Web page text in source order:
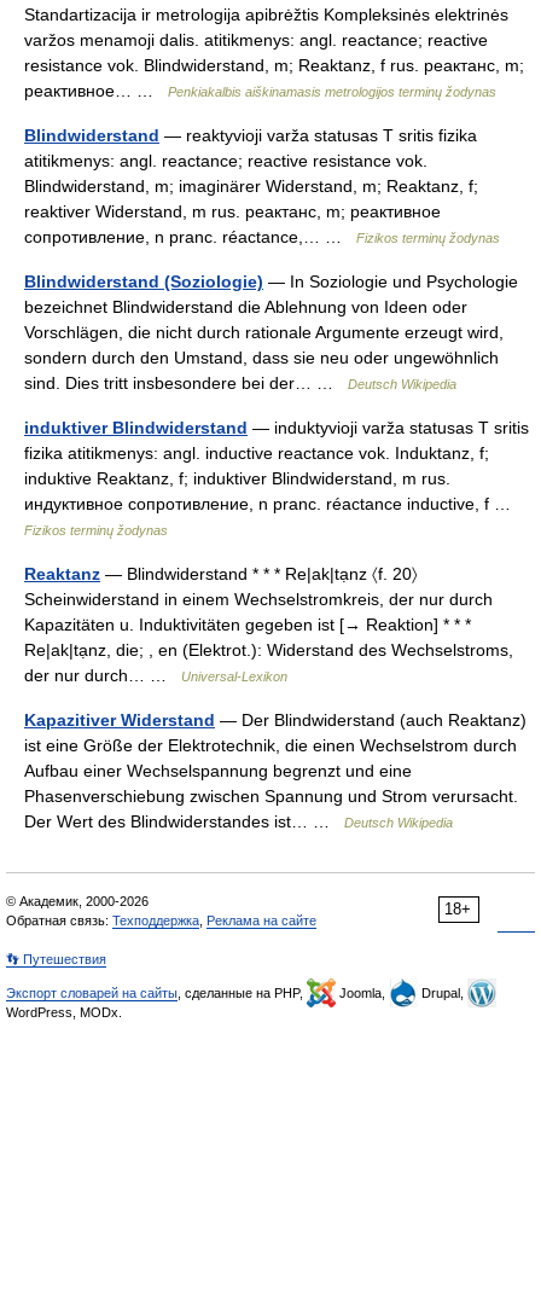
Standartizacija ir metrologija apibrėžtis Kompleksinės elektrinės
varžos menamoji dalis. atitikmenys: angl. reactance; reactive
resistance vok. Blindwiderstand, m; Reaktanz, f rus. реактанс, m;
реактивное… …
Penkiakalbis aiškinamasis metrologijos terminų žodynas
Blindwiderstand — reaktyvioji varža statusas T sritis fizika
atitikmenys: angl. reactance; reactive resistance vok.
Blindwiderstand, m; imaginärer Widerstand, m; Reaktanz, f;
reaktiver Widerstand, m rus. реактанс, m; реактивное
сопротивление, n pranc. réactance,… …
Fizikos terminų žodynas
Blindwiderstand (Soziologie) — In Soziologie und Psychologie
bezeichnet Blindwiderstand die Ablehnung von Ideen oder
Vorschlägen, die nicht durch rationale Argumente erzeugt wird,
sondern durch den Umstand, dass sie neu oder ungewöhnlich
sind. Dies tritt insbesondere bei der… …
Deutsch Wikipedia
induktiver Blindwiderstand — induktyvioji varža statusas T sritis
fizika atitikmenys: angl. inductive reactance vok. Induktanz, f;
induktive Reaktanz, f; induktiver Blindwiderstand, m rus.
индуктивное сопротивление, n pranc. réactance inductive, f …
Fizikos terminų žodynas
Reaktanz — Blindwiderstand * * * Re|ak|tạnz 〈f. 20〉
Scheinwiderstand in einem Wechselstromkreis, der nur durch
Kapazitäten u. Induktivitäten gegeben ist [→ Reaktion] * * *
Re|ak|tạnz, die; , en (Elektrot.): Widerstand des Wechselstroms,
der nur durch… …
Universal-Lexikon
Kapazitiver Widerstand — Der Blindwiderstand (auch Reaktanz)
ist eine Größe der Elektrotechnik, die einen Wechselstrom durch
Aufbau einer Wechselspannung begrenzt und eine
Phasenverschiebung zwischen Spannung und Strom verursacht.
Der Wert des Blindwiderstandes ist… …
Deutsch Wikipedia
18+
© Академик, 2000-2026
Обратная связь: Техподдержка Реклама на сайте
👣 Путешествия
Экспорт словарей на сайты , сделанные на PHP, Joomla,
Drupal,
WordPress, MODx.